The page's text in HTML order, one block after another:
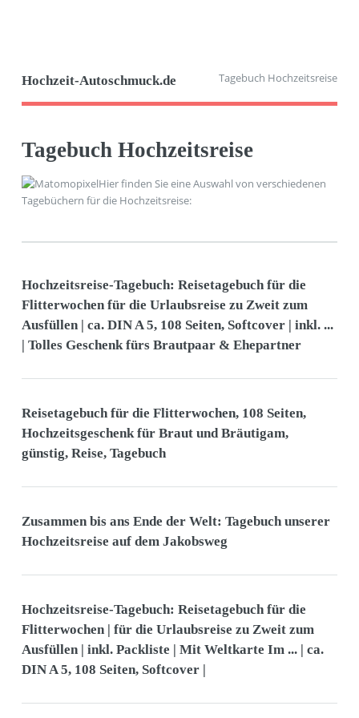
Hochzeit-Autoschmuck.de Tagebuch Hochzeitsreise
Tagebuch Hochzeitsreise
Hier finden Sie eine Auswahl von verschiedenen
Tagebüchern für die Hochzeitsreise:
Hochzeitsreise-Tagebuch: Reisetagebuch für die
Flitterwochen für die Urlaubsreise zu Zweit zum
Ausfüllen | ca. DIN A 5, 108 Seiten, Softcover | inkl. ...
| Tolles Geschenk fürs Brautpaar & Ehepartner
Reisetagebuch für die Flitterwochen, 108 Seiten,
Hochzeitsgeschenk für Braut und Bräutigam,
günstig, Reise, Tagebuch
Zusammen bis ans Ende der Welt: Tagebuch unserer
Hochzeitsreise auf dem Jakobsweg
Hochzeitsreise-Tagebuch: Reisetagebuch für die
Flitterwochen | für die Urlaubsreise zu Zweit zum
Ausfüllen | inkl. Packliste | Mit Weltkarte Im ... | ca.
DIN A 5, 108 Seiten, Softcover |